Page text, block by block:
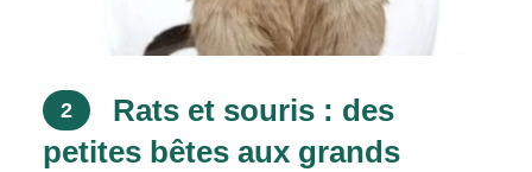
2
Rats et souris : des
petites bêtes aux grands